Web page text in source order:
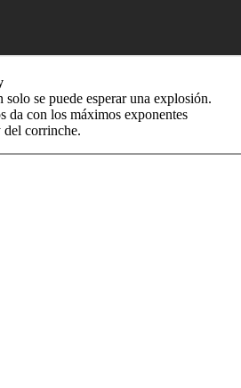
solo se puede esperar una explosión.
da con los máximos exponentes
del corrinche.